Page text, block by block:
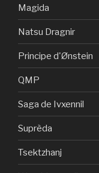
Magida
Natsu Dragnir
Principe d'Ønstein
QMP
Saga de Ivxennil
Suprèda
Tsektzhanj